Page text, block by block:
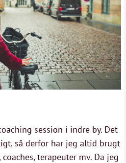
session i indre by. Det
så derfor har jeg altid brugt
terapeuter mv. Da jeg